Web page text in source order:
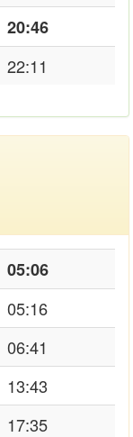
20:46
22:11
05:06
05:16
06:41
13:43
17:35